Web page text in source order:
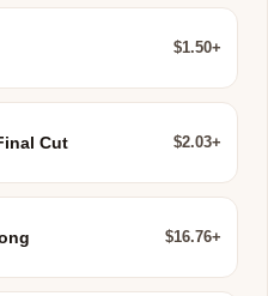
$1.50+
Cut $2.03+
$16.76+